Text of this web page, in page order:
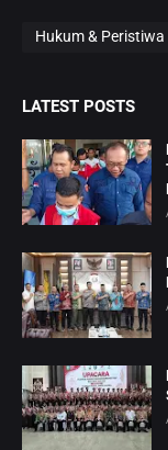
Hukum & Peristiwa
LATEST POSTS